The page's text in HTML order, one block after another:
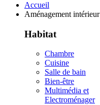
Accueil
Aménagement intérieur
Habitat
Chambre
Cuisine
Salle de bain
Bien-être
Multimédia et
Electroménager